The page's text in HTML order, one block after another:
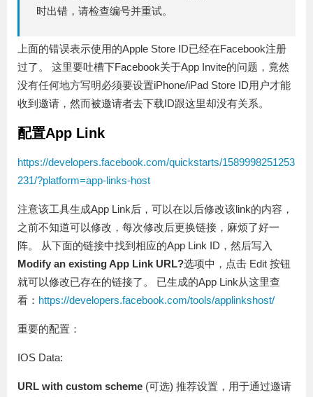
时出错，请检查编号并重试。
上面的错误表示使用的Apple Store ID已经在Facebook注册
过了。 这里要吐槽下Facebook关于App Invite的问题，竟然
没有任何地方写明必须要设置iPhone/iPad Store ID用户才能
收到邀请，然而被邀请者去下载ID跟这里却没有关系。
配置App Link
https://developers.facebook.com/quickstarts/1589998251253
231/?platform=app-links-host
注意该工具生成App Link后，可以在以后修改该link的内容，
之前不知道可以修改，每次修改后更换链接，麻烦了好一
阵。 从下面的链接中找到相应的App Link ID，然后写入
Modify an existing App Link URL?选项中，点击 Edit 按钮
就可以修改已存在的链接了。 已生成的App Link从这里查
看： https://developers.facebook.com/tools/applinkshost/
重要的配置：
IOS Data:
URL with custom scheme (可选) 推荐设置，用于通过邀请